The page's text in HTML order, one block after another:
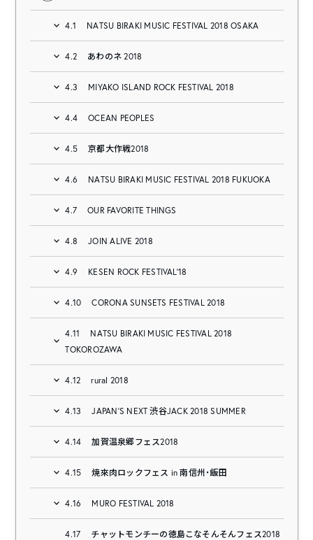
4.1 NATSU BIRAKI MUSIC FESTIVAL 2018 OSAKA
4.2 あわのネ 2018
4.3 MIYAKO ISLAND ROCK FESTIVAL 2018
4.4 OCEAN PEOPLES
4.5 京都大作戦2018
4.6 NATSU BIRAKI MUSIC FESTIVAL 2018 FUKUOKA
4.7 OUR FAVORITE THINGS
4.8 JOIN ALIVE 2018
4.9 KESEN ROCK FESTIVAL’18
4.10 CORONA SUNSETS FESTIVAL 2018
4.11
NATSU BIRAKI MUSIC FESTIVAL 2018
TOKOROZAWA
4.12 rural 2018
4.13 JAPAN’S NEXT 渋谷JACK 2018 SUMMER
4.14 加賀温泉郷フェス2018
4.15 焼來肉ロックフェス in 南信州・飯田
4.16 MURO FESTIVAL 2018
4.17
チャットモンチーの徳島こなそんそんフェス2018